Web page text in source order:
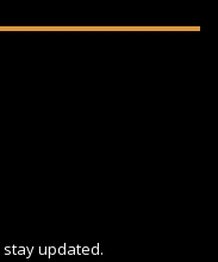
updated.